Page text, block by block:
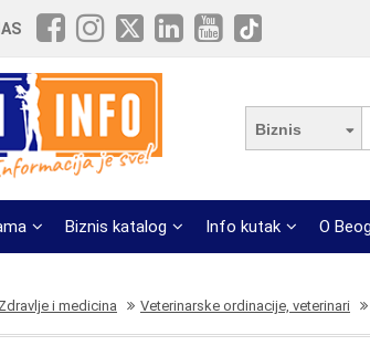
Biznis
Biznis katalog Info kutak O
Zdravlje i medicina Veterinarske ordinacije, veterinari